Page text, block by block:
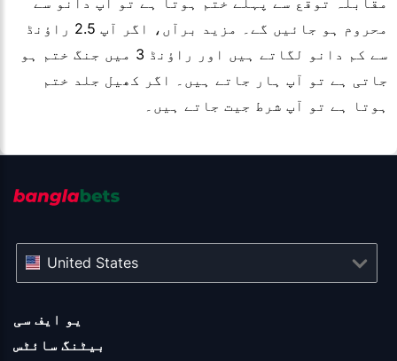
محروم ہو جائیں گے۔ مزید برآں، اگر آپ 2.5 راؤنڈ
سے کم دانو لگاتے ہیں اور راؤنڈ 3 میں جنگ ختم ہو
جاتی ہے تو آپ ہار جاتے ہیں۔ اگر کھیل جلد ختم
ہوتا ہے تو آپ شرط جیت جاتے ہیں۔
یو ایف سی
بیٹنگ سائٹس
United States